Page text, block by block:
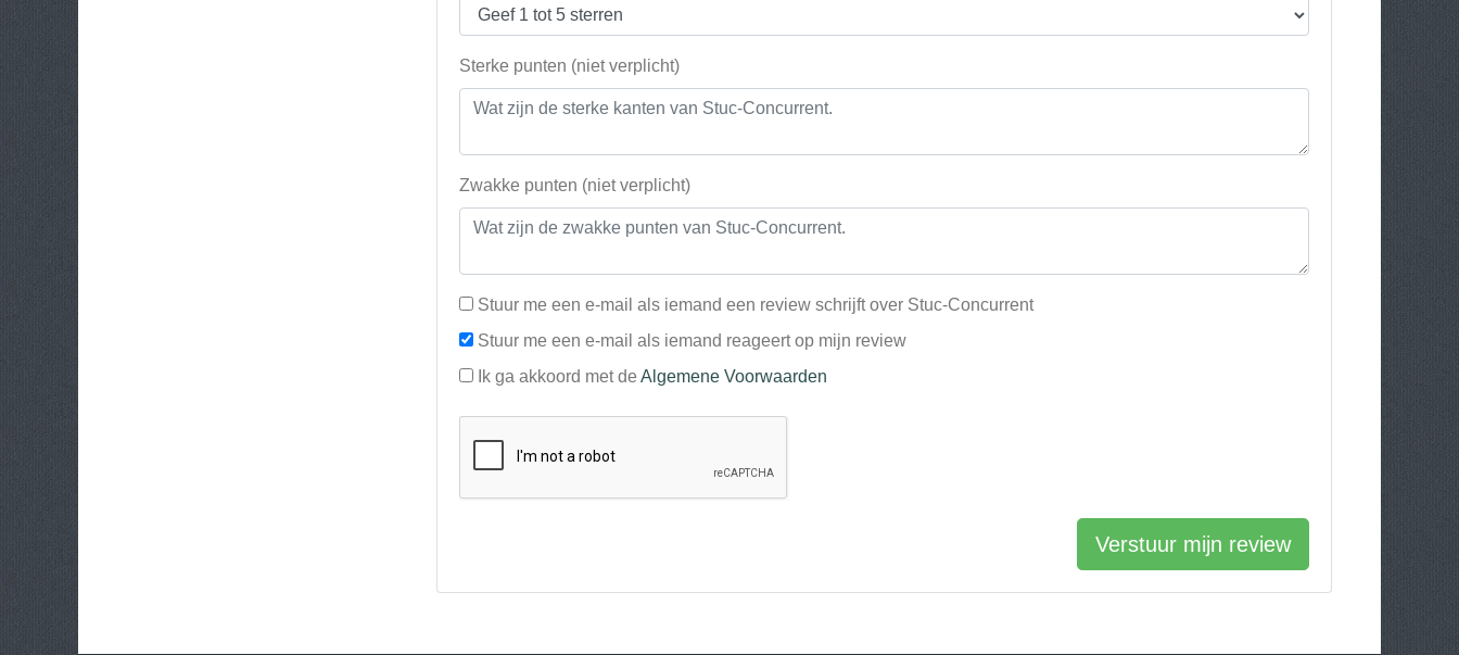
Sterke punten (niet verplicht)
Zwakke punten (niet verplicht)
Stuur me een e-mail als iemand een review schrijft over Stuc-Concurrent
Stuur me een e-mail als iemand reageert op mijn review
Ik ga akkoord met de Algemene Voorwaarden
Verstuur mijn review